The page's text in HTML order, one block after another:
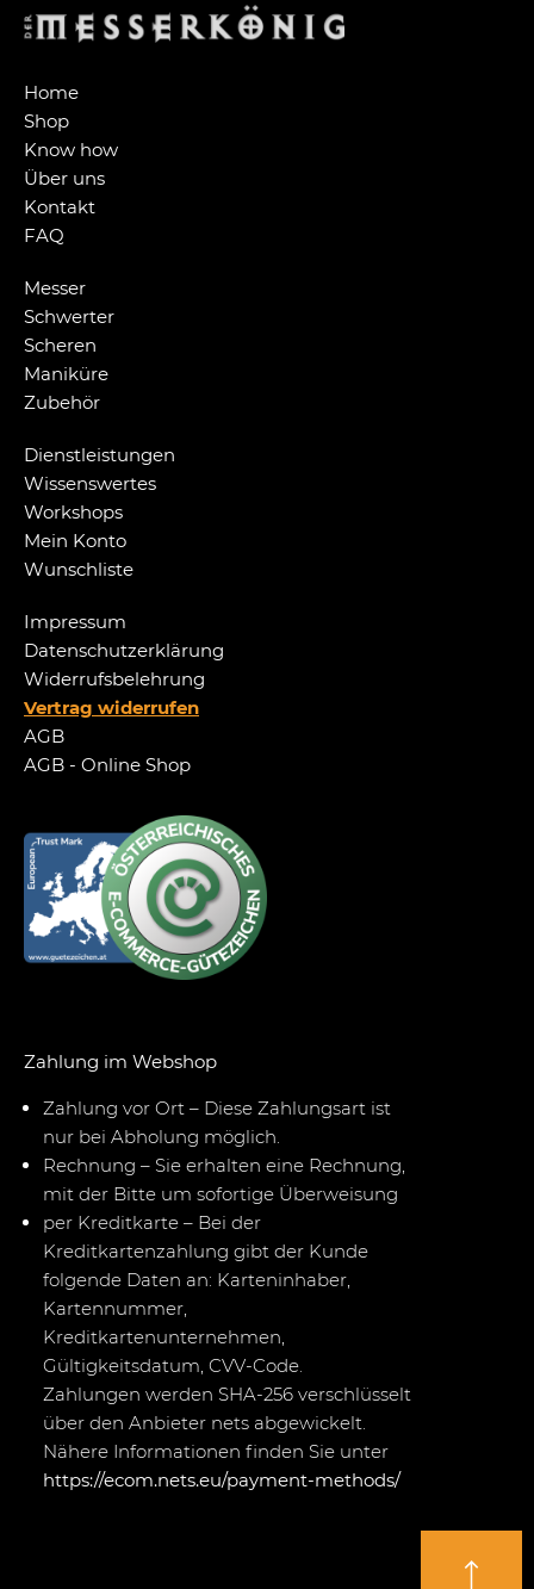
Home
Shop
Know how
Über uns
Kontakt
FAQ
Messer
Schwerter
Scheren
Maniküre
Zubehör
Dienstleistungen
Wissenswertes
Workshops
Mein Konto
Wunschliste
Impressum
Datenschutzerklärung
Widerrufsbelehrung
Vertrag widerrufen
AGB
AGB - Online Shop
Zahlung im Webshop
Zahlung vor Ort – Diese Zahlungsart ist
nur bei Abholung möglich.
Rechnung – Sie erhalten eine Rechnung,
mit der Bitte um sofortige Überweisung
per Kreditkarte – Bei der
Kreditkartenzahlung gibt der Kunde
folgende Daten an: Karteninhaber,
Kartennummer,
Kreditkartenunternehmen,
Gültigkeitsdatum, CVV-Code.
Zahlungen werden SHA-256 verschlüsselt
über den Anbieter nets abgewickelt.
Nähere Informationen finden Sie unter
https://ecom.nets.eu/payment-methods/